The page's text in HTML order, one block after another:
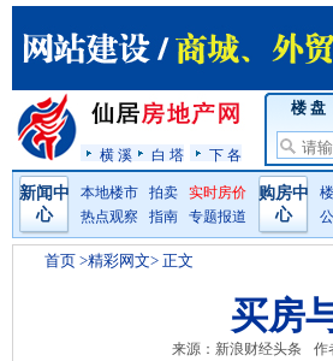
横 溪 白 塔 下 各
楼 盘
新闻中
心
本地楼市 拍卖
实时房价
热点观察
指南 专题报道
购房中
心
首页 >精彩网文> 正文
买房
来源：新浪财经头条 作